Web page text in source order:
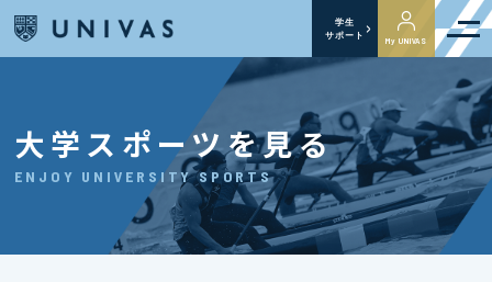
学生
サポート
My UNIVAS
大学スポーツを見る
ENJOY UNIVERSITY SPORTS